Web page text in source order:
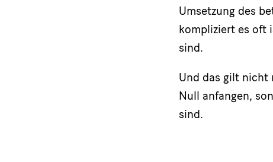
Umsetzung des
kompliziert es oft
sind.
Und das gilt nicht
Null anfangen,
sind.